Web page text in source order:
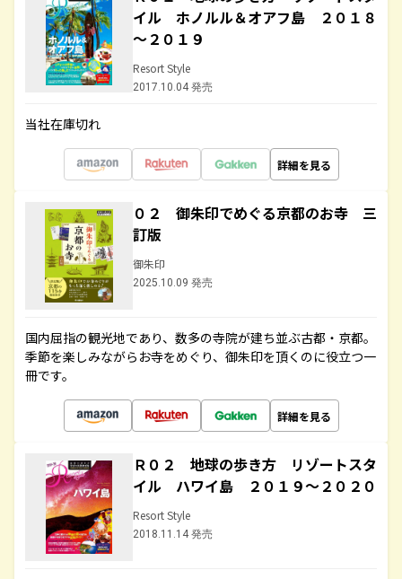
イル ホノルル＆オアフ島 ２０１８
～２０１９
Resort Style
2017.10.04 発売
当社在庫切れ
詳細を見る
０２ 御朱印でめぐる京都のお寺 三
訂版
御朱印
2025.10.09 発売
国内屈指の観光地であり、数多の寺院が建ち並ぶ古都・京都。
季節を楽しみながらお寺をめぐり、御朱印を頂くのに役立つ一
冊です。
詳細を見る
Ｒ０２ 地球の歩き方 リゾートスタ
イル ハワイ島 ２０１９～２０２０
Resort Style
2018.11.14 発売